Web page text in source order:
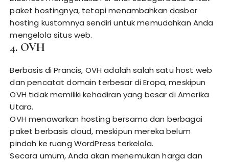
paket hostingnya, tetapi menambahkan dasbor
hosting kustomnya sendiri untuk memudahkan Anda
mengelola situs web.
4. OVH
Berbasis di Prancis, OVH adalah salah satu host web
dan pencatat domain terbesar di Eropa, meskipun
OVH tidak memiliki kehadiran yang besar di Amerika
Utara.
OVH menawarkan hosting bersama dan berbagai
paket berbasis cloud, meskipun mereka belum
pindah ke ruang WordPress terkelola.
Secara umum, Anda akan menemukan harga dan